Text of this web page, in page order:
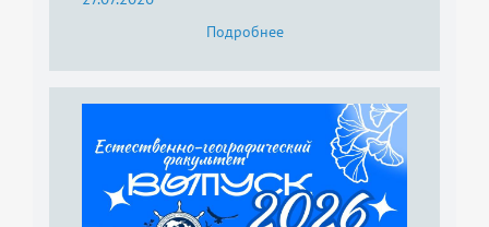
Подробнее